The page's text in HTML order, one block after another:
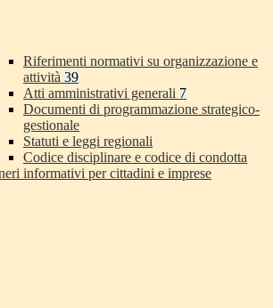
Riferimenti normativi su organizzazione e
attività 39
Atti amministrativi generali 7
Documenti di programmazione strategico-
gestionale
Statuti e leggi regionali
Codice disciplinare e codice di condotta
informativi per cittadini e imprese